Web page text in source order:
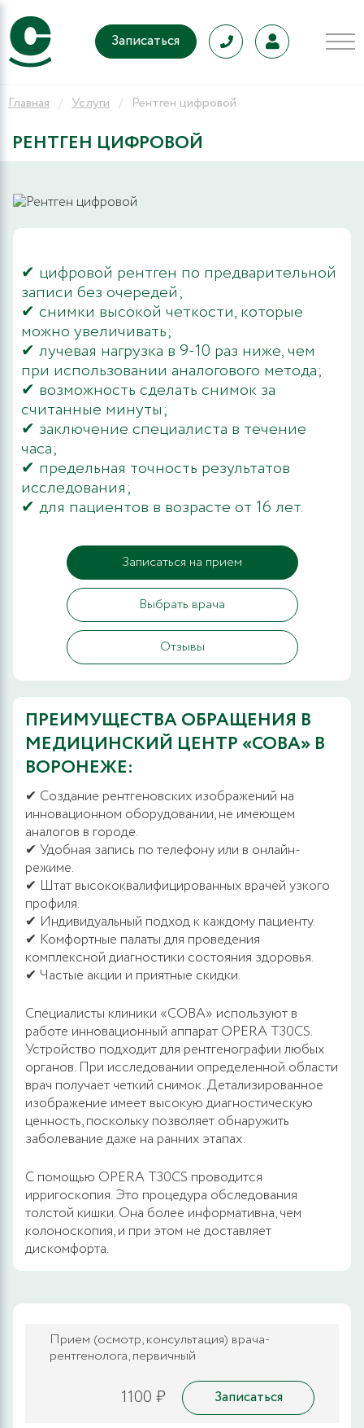
Записаться
Главная Услуги Рентген цифровой
РЕНТГЕН ЦИФРОВОЙ
✔ цифровой рентген по предварительной
записи без очередей;
✔ снимки высокой четкости, которые
можно увеличивать;
✔ лучевая нагрузка в 9-10 раз ниже, чем
при использовании аналогового метода;
✔ возможность сделать снимок за
считанные минуты;
✔ заключение специалиста в течение
часа;
✔ предельная точность результатов
исследования;
✔ для пациентов в возрасте от 16 лет.
Записаться на прием
Выбрать врача
Отзывы
ПРЕИМУЩЕСТВА ОБРАЩЕНИЯ В
МЕДИЦИНСКИЙ ЦЕНТР «СОВА» В
ВОРОНЕЖЕ:
✔ Создание рентгеновских изображений на
инновационном оборудовании, не имеющем
аналогов в городе.
✔ Удобная запись по телефону или в онлайн-
режиме.
✔ Штат высококвалифицированных врачей узкого
профиля.
✔ Индивидуальный подход к каждому пациенту.
✔ Комфортные палаты для проведения
комплексной диагностики состояния здоровья.
✔ Частые акции и приятные скидки.
Специалисты клиники «СОВА» используют в
работе инновационный аппарат OPERA T30CS.
Устройство подходит для рентгенографии любых
органов. При исследовании определенной области
врач получает четкий снимок. Детализированное
изображение имеет высокую диагностическую
ценность, поскольку позволяет обнаружить
заболевание даже на ранних этапах.
С помощью OPERA T30CS проводится
ирригоскопия. Это процедура обследования
толстой кишки. Она более информативна, чем
колоноскопия, и при этом не доставляет
дискомфорта.
Прием (осмотр, консультация) врача-
рентгенолога, первичный
1100 ₽ Записаться